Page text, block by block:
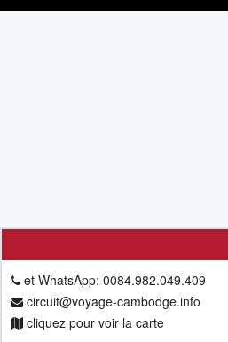
et WhatsApp: 0084.982.049.409
circuit@voyage-cambodge.info
cliquez pour voir la carte